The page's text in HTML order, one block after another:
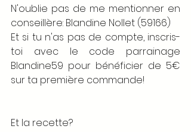
N'oublie pas de me mentionner en
conseillère: Blandine Nollet (59166)
Et si tu n'as pas de compte, inscris-
toi avec le code parrainage
Blandine59 pour bénéficier de 5€
sur ta première commande!
Et la recette?